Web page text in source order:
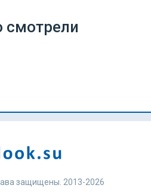
смотрели
защищены. 2013-2026